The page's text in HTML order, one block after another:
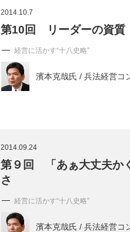
2014.10.7
第10回 リーダーの資
経営に活かす“十八史略”
濱本克哉氏 / 兵法経営コ
2014.09.24
第９回 「あぁ大丈夫か
さ
経営に活かす“十八史略”
濱本克哉氏 / 兵法経営コ